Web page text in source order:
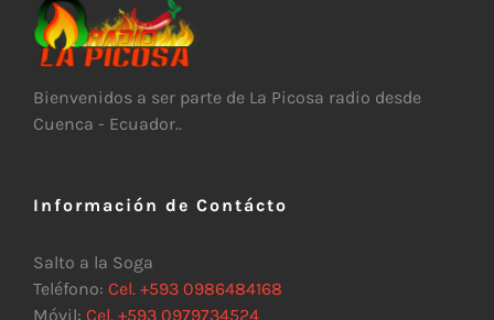
Bienvenidos a ser parte de La Picosa radio desde
Cuenca - Ecuador..
Información de Contácto
Salto a la Soga
Teléfono: Cel. +593 0986484168
Móvil: Cel. +593 0979734524